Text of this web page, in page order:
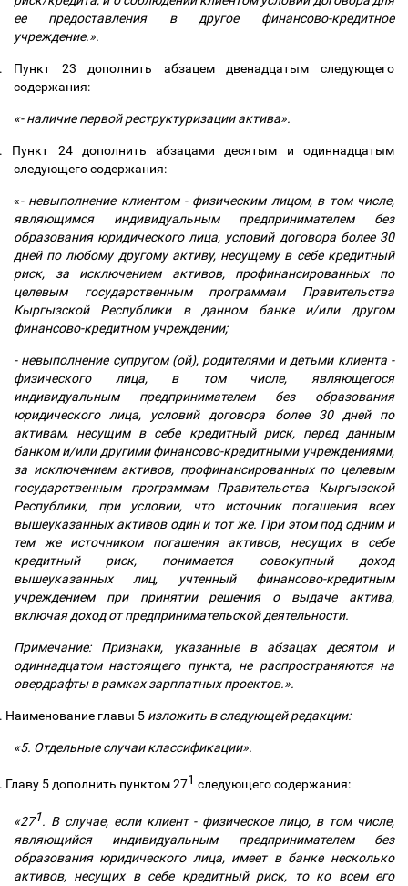
ее предоставления в другое финансово-кредитное
учреждение.».
Пункт 23 дополнить абзацем двенадцатым следующего
содержания:
«- наличие первой реструктуризации актива».
Пункт 24 дополнить абзацами десятым и одиннадцатым
следующего содержания:
«- невыполнение клиентом - физическим лицом, в том числе,
являющимся индивидуальным
предпринимателем без
образования юридического лица, условий договора более 30
дней по любому другому активу, несущему в себе кредитный
риск, за исключением активов, профинансированных по
целевым государственным программам Правительства
Кыргызской Республики в данном банке и/или другом
финансово-кредитном учреждении;
- невыполнение супругом (ой), родителями и детьми клиента -
физического лица, в том числе, являющегося
индивидуальным предпринимателем без образования
юридического лица, условий договора более 30 дней по
активам, несущим в себе кредитный риск, перед данным
банком и/или другими финансово-кредитными учреждениями,
за исключением активов, профинансированных по целевым
государственным программам Правительства Кыргызской
Республики, при условии, что источник погашения всех
вышеуказанных активов один и тот же. При этом под одним и
тем же источником погашения активов, несущих в себе
кредитный риск, понимается совокупный доход
вышеуказанных лиц, учтенный финансово-кредитным
учреждением при принятии решения о выдаче актива,
включая доход от предпринимательской деятельности.
Примечание: Признаки, указанные в абзацах десятом и
одиннадцатом настоящего пункта, не распространяются на
овердрафты в рамках зарплатных проектов.».
Наименование главы 5 изложить в следующей редакции:
«5. Отдельные случаи классификации».
Главу 5 дополнить пунктом 271 следующего содержания:
«271. В случае, если клиент - физическое лицо, в том числе,
являющийся индивидуальным предпринимателем без
образования юридического лица, имеет в банке несколько
активов, несущих в себе кредитный риск, то ко всем его